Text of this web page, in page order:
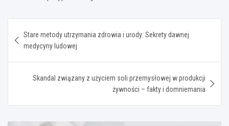
wpisu
Stare metody utrzymania zdrowia i urody: Sekrety dawnej
medycyny ludowej
Skandal związany z użyciem soli przemysłowej w produkcji
żywności – fakty i domniemania